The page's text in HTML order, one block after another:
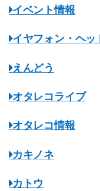
イベント情報
イヤフォン・ヘッ
えんどう
オタレコライブ
オタレコ情報
カキノネ
カトウ